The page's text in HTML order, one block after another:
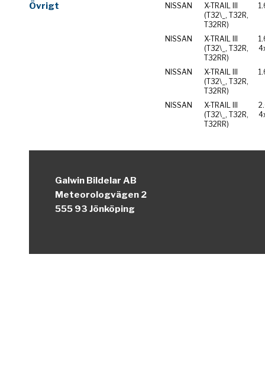
Övrigt
NISSAN
X-TRAIL III
(T32\_, T32R,
T32RR)
NISSAN
X-TRAIL III
(T32\_, T32R,
T32RR)
NISSAN
X-TRAIL III
(T32\_, T32R,
T32RR)
NISSAN
X-TRAIL III
(T32\_, T32R,
T32RR)
Galwin Bildelar AB
Meteorologvägen 2
555 93 Jönköping